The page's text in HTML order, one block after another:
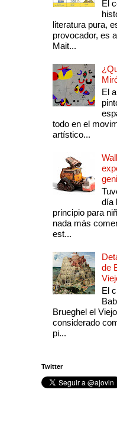
El
literatura pura,
provocador, es
Mait...
El
todo en el
artístico...
día
principio para
nada más
est...
de
El
Brueghel el
considerado
pi...
Twitter